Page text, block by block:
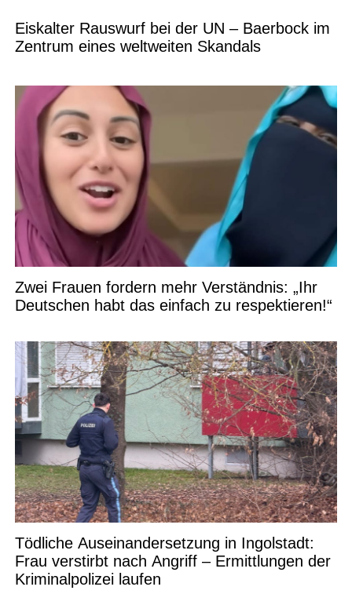
Eiskalter Rauswurf bei der UN – Baerbock im
Zentrum eines weltweiten Skandals
Zwei Frauen fordern mehr Verständnis: „Ihr
Deutschen habt das einfach zu respektieren!“
Tödliche Auseinandersetzung in Ingolstadt:
Frau verstirbt nach Angriff – Ermittlungen der
Kriminalpolizei laufen